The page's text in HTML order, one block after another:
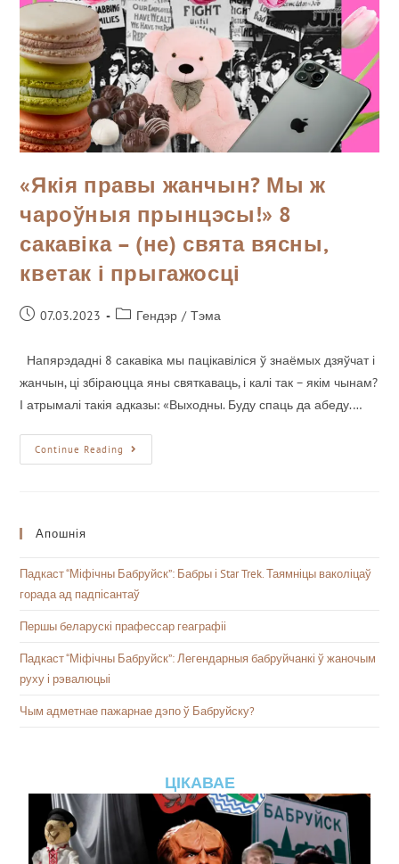
«Якія правы жанчын? Мы ж
чароўныя прынцэсы!» 8
сакавіка – (не) свята вясны,
кветак і прыгажосці
07.03.2023 Гендэр / Тэма
Напярэдадні 8 сакавіка мы пацікавіліся ў знаёмых дзяўчат і
жанчын, ці збіраюцца яны святкаваць, і калі так – якім чынам?
І атрымалі такія адказы: «Выходны. Буду спаць да абеду.…
Continue Reading
Апошнія
Падкаст “Міфічны Бабруйск”: Бабры і Star Trek. Таямніцы ваколіцаў
горада ад падпісантаў
Першы беларускі прафессар геаграфіі
Падкаст “Міфічны Бабруйск”: Легендарныя бабруйчанкі ў жаночым
руху і рэвалюцыі
Чым адметнае пажарнае дэпо ў Бабруйску?
ЦІКАВАЕ